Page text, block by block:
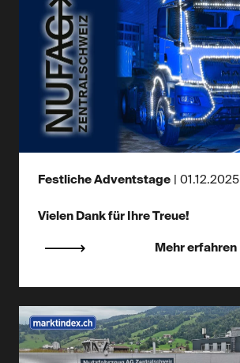
Festliche Adventstage 01.12.2025
Vielen Dank für Ihre Treue!
Mehr erfahren